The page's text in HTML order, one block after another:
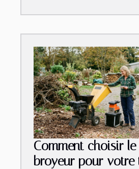
Comment choisir
broyeur pour votre